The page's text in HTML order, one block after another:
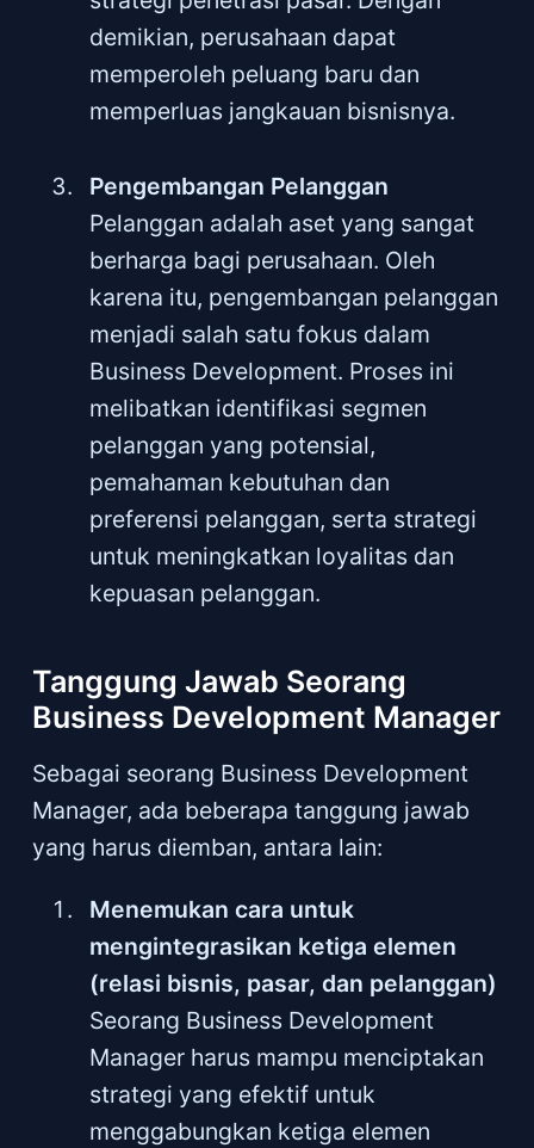
demikian, perusahaan dapat
memperoleh peluang baru dan
memperluas jangkauan bisnisnya.
Pengembangan Pelanggan
Pelanggan adalah aset yang sangat
berharga bagi perusahaan. Oleh
karena itu, pengembangan pelanggan
menjadi salah satu fokus dalam
Business Development. Proses ini
melibatkan identifikasi segmen
pelanggan yang potensial,
pemahaman kebutuhan dan
preferensi pelanggan, serta strategi
untuk meningkatkan loyalitas dan
kepuasan pelanggan.
Tanggung Jawab Seorang
Business Development Manager
Sebagai seorang Business Development
Manager, ada beberapa tanggung jawab
yang harus diemban, antara lain:
Menemukan cara untuk
mengintegrasikan ketiga elemen
(relasi bisnis, pasar, dan pelanggan)
Seorang Business Development
Manager harus mampu menciptakan
strategi yang efektif untuk
menggabungkan ketiga elemen